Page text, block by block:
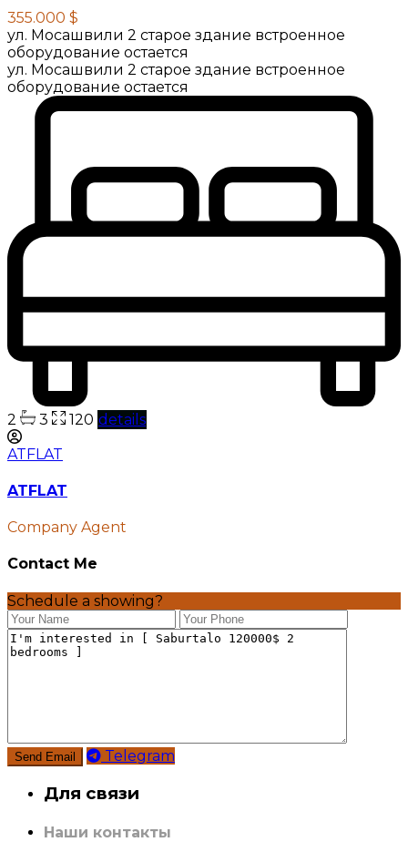
355.000 $
ул. Мосашвили 2 старое здание встроенное
оборудование остается
ул. Мосашвили 2 старое здание встроенное
оборудование остается
2 3 120 details
ATFLAT
ATFLAT
Company Agent
Contact Me
Schedule a showing?
Telegram
Для связи
Наши контакты